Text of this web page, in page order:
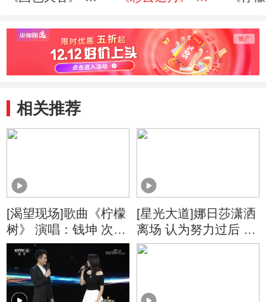
布
相关推荐
[渴望现场]歌曲《柠檬
树》 演唱：钱坤 次仁
罗布
[星光大道]娜日莎潇洒
离场 认为努力过后 都
是晴朗